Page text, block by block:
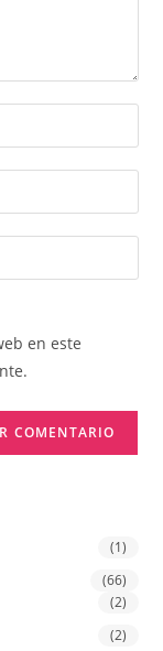
en este
(1)
(66)
(2)
(2)